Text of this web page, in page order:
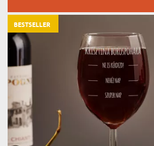
BESTSELLER